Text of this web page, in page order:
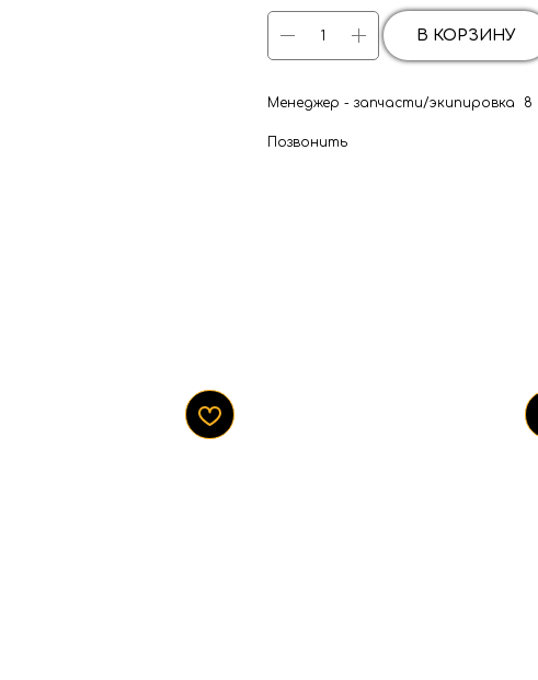
В КОРЗИНУ
Менеджер - запчасти/экипировка 8
Позвонить